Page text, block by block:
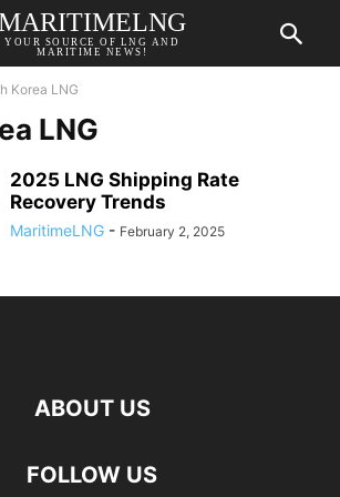
YOUR SOURCE OF LNG AND
MARITIME NEWS!
Korea LNG
LNG
2025 LNG Shipping Rate
Recovery Trends
MaritimeLNG - February 2, 2025
ABOUT US
FOLLOW US